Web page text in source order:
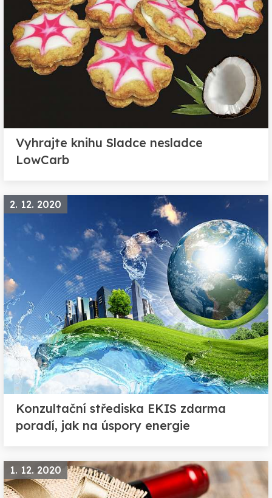
Vyhrajte knihu Sladce nesladce
LowCarb
2. 12. 2020
Konzultační střediska EKIS zdarma
poradí, jak na úspory energie
1. 12. 2020